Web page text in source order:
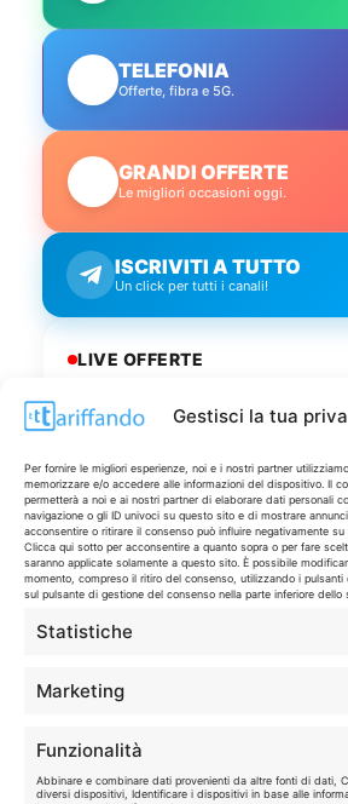
Gestisci la tua
Per fornire le migliori esperienze, noi e i nostri partner
memorizzare e/o accedere alle informazioni del dispositivo. Il
permetterà a noi e ai nostri partner di elaborare dati personali
navigazione o gli ID univoci su questo sito e di mostrare
acconsentire o ritirare il consenso può influire negativamente
Clicca qui sotto per acconsentire a quanto sopra o per fare
saranno applicate solamente a questo sito. È possibile
momento, compreso il ritiro del consenso, utilizzando i
sul pulsante di gestione del consenso nella parte inferiore dello
Statistiche
Marketing
Funzionalità
Abbinare e combinare dati provenienti da altre fonti di dati,
diversi dispositivi, Identificare i dispositivi in base alle
TELEFONIA
Offerte, fibra e 5G.
GRANDI OFFERTE
Le migliori occasioni oggi.
ISCRIVITI A TUTTO
Un click per tutti i canali!
LIVE OFFERTE
🔥
🛒
Spesa
🏠
Disclaimer